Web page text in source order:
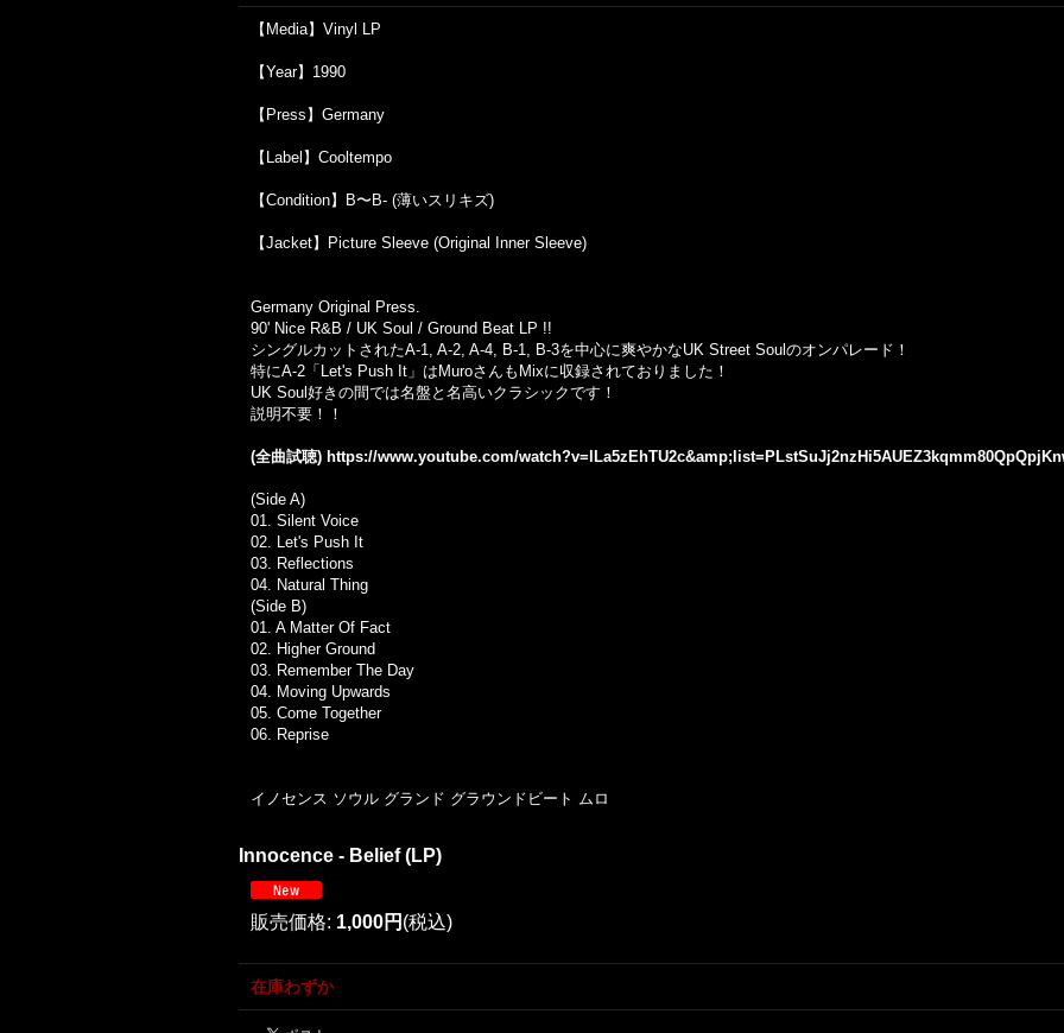
【Media】Vinyl LP
【Year】1990
【Press】Germany
【Label】Cooltempo
【Condition】B〜B- (薄いスリキズ)
【Jacket】Picture Sleeve (Original Inner Sleeve)
Germany Original Press.
90' Nice R&B / UK Soul / Ground Beat LP !!
シングルカットされたA-1, A-2, A-4, B-1, B-3を中心に爽やかなUK Street Soulのオンパレード！
特にA-2「Let's Push It」はMuroさんもMixに収録されておりました！
UK Soul好きの間では名盤と名高いクラシックです！
説明不要！！
(全曲試聴) https://www.youtube.com/
(Side A)
01. Silent Voice
02. Let's Push It
03. Reflections
04. Natural Thing
(Side B)
01. A Matter Of Fact
02. Higher Ground
03. Remember The Day
04. Moving Upwards
05. Come Together
06. Reprise
イノセンス ソウル グランド グラウンドビート ムロ
Innocence - Belief (LP)
販売価格: 1,000円 (税込)
在庫わずか